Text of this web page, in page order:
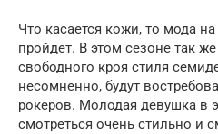
Что касается кожи, то мода
пройдет. В этом сезоне так
свободного кроя стиля
несомненно, будут
рокеров. Молодая девушка в
смотреться очень стильно и